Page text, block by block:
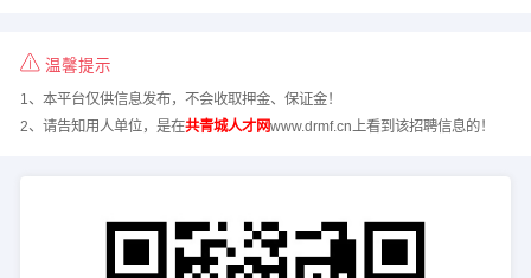
温馨提示
1、本平台仅供信息发布，不会收取押金、保证金！
2、请告知用人单位，是在共青城人才网www.drmf.cn上看到该招聘信息的！